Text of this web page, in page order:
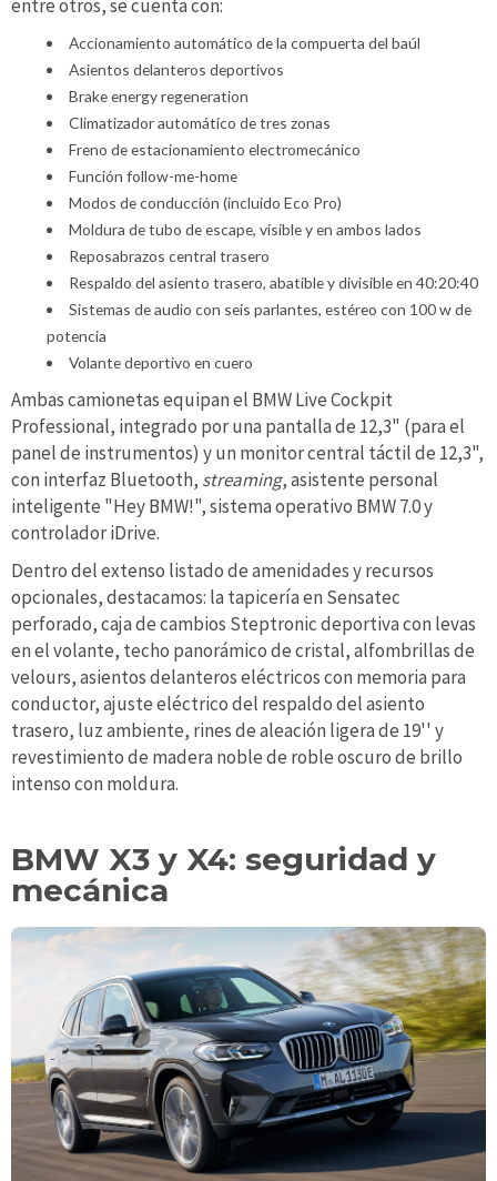
entre otros, se cuenta con:
Accionamiento automático de la compuerta del baúl
Asientos delanteros deportivos
Brake energy regeneration
Climatizador automático de tres zonas
Freno de estacionamiento electromecánico
Función follow-me-home
Modos de conducción (incluido Eco Pro)
Moldura de tubo de escape, visible y en ambos lados
Reposabrazos central trasero
Respaldo del asiento trasero, abatible y divisible en 40:20:40
Sistemas de audio con seis parlantes, estéreo con 100 w de
potencia
Volante deportivo en cuero
Ambas camionetas equipan el BMW Live Cockpit
Professional, integrado por una pantalla de 12,3" (para el
panel de instrumentos) y un monitor central táctil de 12,3",
con interfaz Bluetooth, streaming, asistente personal
inteligente "Hey BMW!", sistema operativo BMW 7.0 y
controlador iDrive.
Dentro del extenso listado de amenidades y recursos
opcionales, destacamos: la tapicería en Sensatec
perforado, caja de cambios Steptronic deportiva con levas
en el volante, techo panorámico de cristal, alfombrillas de
velours, asientos delanteros eléctricos con memoria para
conductor, ajuste eléctrico del respaldo del asiento
trasero, luz ambiente, rines de aleación ligera de 19'' y
revestimiento de madera noble de roble oscuro de brillo
intenso con moldura.
BMW X3 y X4: seguridad y
mecánica